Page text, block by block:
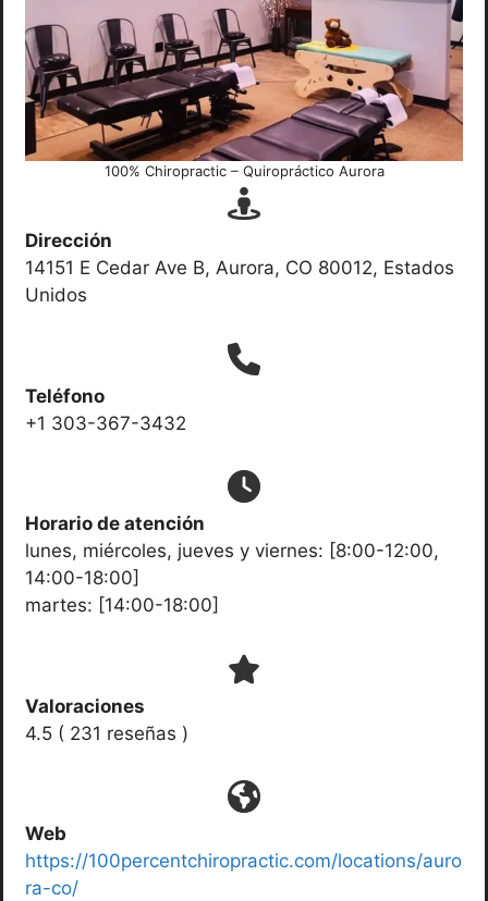
100% Chiropractic – Quiropráctico Aurora
Dirección
14151 E Cedar Ave B, Aurora, CO 80012, Estados
Unidos
Teléfono
+1 303-367-3432
Horario de atención
lunes, miércoles, jueves y viernes: [8:00-12:00,
14:00-18:00]
martes: [14:00-18:00]
Valoraciones
4.5 ( 231 reseñas )
Web
https://100percentchiropractic.com/locations/auro
ra-co/